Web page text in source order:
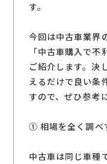
す。
今回は中古車業界
「中古車購入で
ご紹介します。決
えるだけで良い条
すので、ぜひ参考
① 相場を全く調べ
中古車は同じ車種